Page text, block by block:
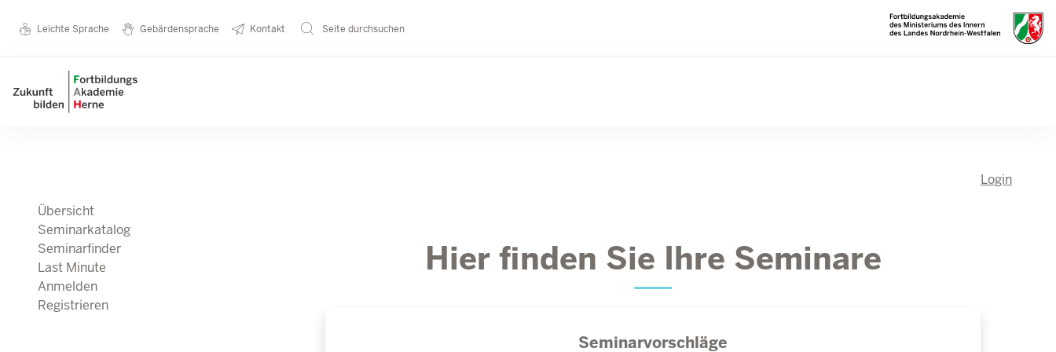
Metanavigation
Leichte Sprache Gebärdensprache Kontakt Seite durchsuchen
Login
Übersicht
Seminarkatalog
Seminarfinder
Last Minute
Anmelden
Registrieren
Hier finden Sie Ihre Seminare
Seminarvorschläge